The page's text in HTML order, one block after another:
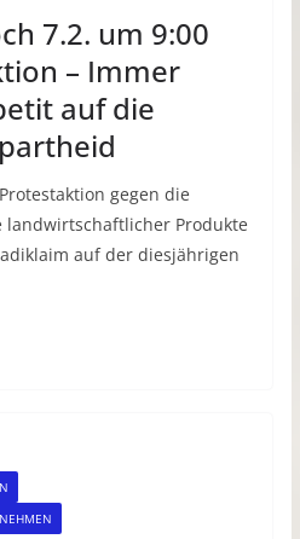
7.2. um 9:00
– Immer
auf die
gegen die
landwirtschaftlicher Produkte
auf der diesjährigen